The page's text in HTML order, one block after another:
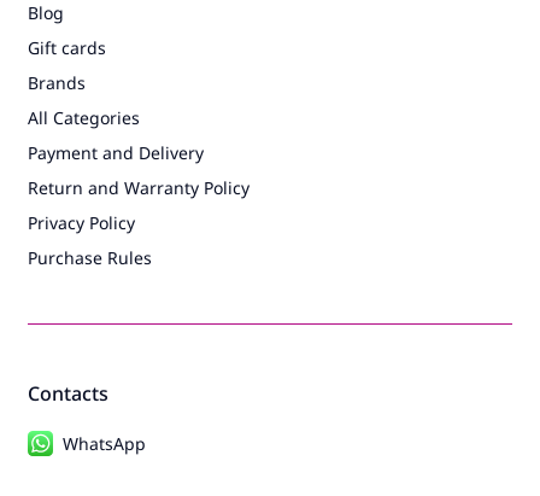
Contacts
WhatsApp
Blog
Gift cards
Brands
All Categories
Payment and Delivery
Return and Warranty Policy
Privacy Policy
Purchase Rules